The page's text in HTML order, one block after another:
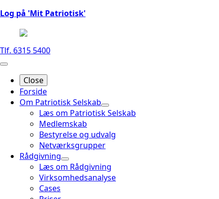
Log på 'Mit Patriotisk'
Tlf. 6315 5400
Close
Forside
Om Patriotisk Selskab
Læs om Patriotisk Selskab
Medlemskab
Bestyrelse og udvalg
Netværksgrupper
Rådgivning
Læs om Rådgivning
Virksomhedsanalyse
Cases